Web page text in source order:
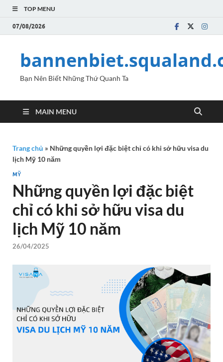
TOP MENU
07/08/2026
Bạn Nên Biết Những Thứ Quanh Ta
MAIN MENU
Trang chủ » Những quyền lợi đặc biệt chỉ có khi sở hữu visa du
lịch Mỹ 10 năm
MỸ
Những quyền lợi đặc biệt
chỉ có khi sở hữu visa du
lịch Mỹ 10 năm
26/04/2025